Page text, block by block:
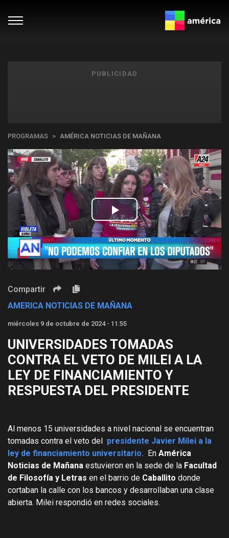
PUBLICIDAD
PROGRAMAS AMÉRICA NOTICIAS DE MAÑANA
Play
Video
Compartir
AMERICA NOTICIAS DE MAÑANA
miércoles 9 de octubre de 2024 - 11:55
UNIVERSIDADES TOMADAS
CONTRA EL VETO DE MILEI A LA
LEY DE FINANCIAMIENTO Y
RESPUESTA DEL PRESIDENTE
Al menos 15 universidades a nivel nacional se encuentran
tomadas contra el veto del presidente Javier Milei a la
ley de financiamiento universitario. En América
Noticias de Mañana estuvieron en la sede de la Facultad
de Filosofía y Letras en el barrio de Caballito donde
cortaban la calle con los bancos y desarrollaban una clase
abierta. Milei respondió en redes sociales.